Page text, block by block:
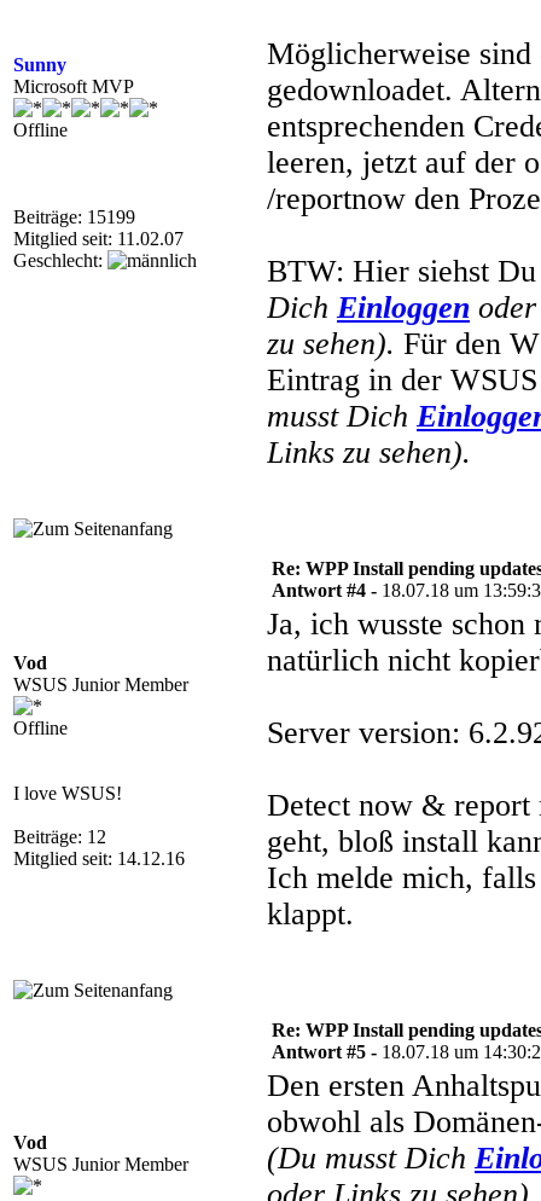
Sunny
Microsoft MVP
Offline
Beiträge: 15199
Mitglied seit: 11.02.07
Geschlecht:
Möglicherweise
gedownloadet.
entsprechenden
leeren, jetzt auf der
/reportnow den
BTW: Hier siehst
DichEinloggen
zu sehen). Für den
Eintrag in der
musst Dich
Links zu sehen).
Vod
WSUS Junior Member
Offline
I love WSUS!
Beiträge: 12
Mitglied seit: 14.12.16
Re: WPP Install pending
Antwort #4 - 18.07.18 um
Ja, ich wusste
natürlich nicht
Server version:
Detect now & report
geht, bloß install
Ich melde mich,
klappt.
Vod
WSUS Junior Member
Re: WPP Install pending
Antwort #5 - 18.07.18 um
Den ersten
obwohl als
(Du musst Dich